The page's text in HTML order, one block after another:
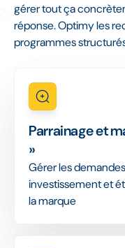
gérer tout ça
réponse. Optimy les
programmes
Parrainage et
»
Gérer les
investissement et
la marque